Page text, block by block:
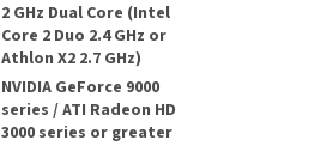
2 GHz Dual Core (Intel
Core 2 Duo 2.4 GHz or
Athlon X2 2.7 GHz)
NVIDIA GeForce 9000
series / ATI Radeon HD
3000 series or greater